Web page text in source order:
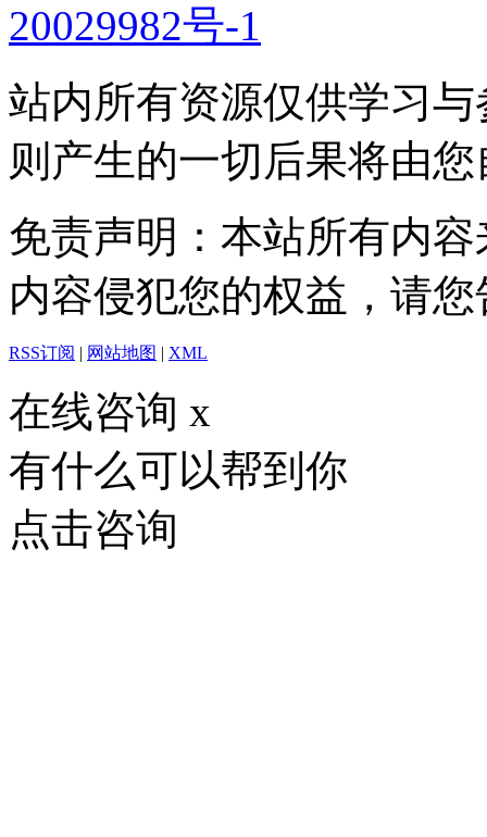
20029982号-1
站内所有资源仅供学习
则产生的一切后果将由
免责声明：本站所有内
内容侵犯您的权益，请
RSS订阅 | 网站地图 | XML
在线咨询 x
有什么可以帮到你
点击咨询